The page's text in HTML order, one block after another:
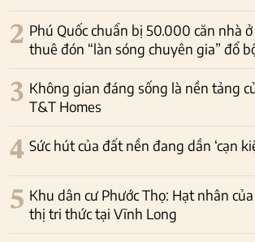
2 Phú Quốc chuẩn bị 50.000 căn nhà
thuê đón “làn sóng chuyên gia” đổ
3 Không gian đáng sống là nền tảng
T&T Homes
4 Sức hút của đất nền đang dần ‘cạn
5 Khu dân cư Phước Thọ: Hạt nhân
thị tri thức tại Vĩnh Long